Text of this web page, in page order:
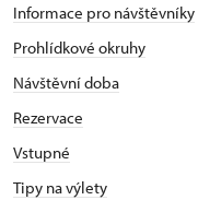
Informace pro návštěvníky
Prohlídkové okruhy
Návštěvní doba
Rezervace
Vstupné
Tipy na výlety